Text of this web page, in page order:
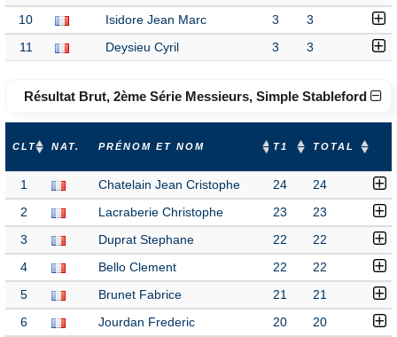
10 Isidore Jean Marc 3 3
11 Deysieu Cyril 3 3
Résultat Brut, 2ème Série Messieurs, Simple Stableford
CLT NAT. PRÉNOM ET NOM T1 TOTAL
1 Chatelain Jean Cristophe 24 24
2 Lacraberie Christophe 23 23
3 Duprat Stephane 22 22
4 Bello Clement 22 22
5 Brunet Fabrice 21 21
6 Jourdan Frederic 20 20